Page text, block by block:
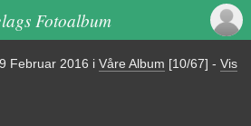
Fotoalbum
Februar 2016 i Våre Album [10/67] - Vis